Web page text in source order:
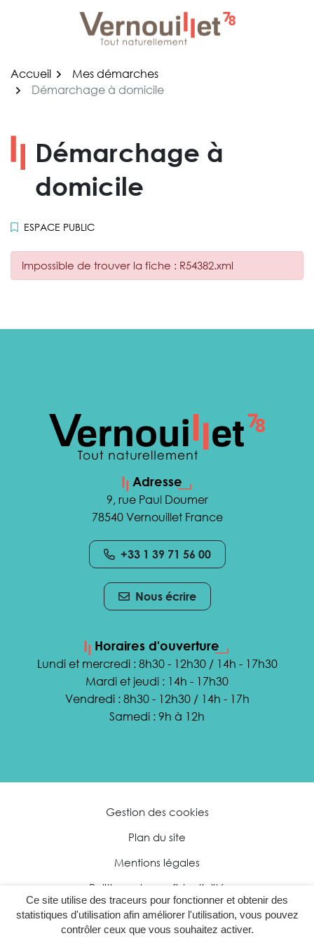
Ce site utilise des traceurs pour fonctionner et obtenir des
statistiques d'utilisation afin améliorer l'utilisation, vous pouvez
contrôler ceux que vous souhaitez activer.
Accueil
Mes démarches
Démarchage à domicile
Démarchage à
domicile
ESPACE PUBLIC
Impossible de trouver la fiche : R54382.xml
Adresse
9, rue Paul Doumer
78540 Vernouillet France
+33 1 39 71 56 00
Nous écrire
Horaires d'ouverture
Lundi et mercredi : 8h30 - 12h30 / 14h - 17h30
Mardi et jeudi : 14h - 17h30
Vendredi : 8h30 - 12h30 / 14h - 17h
Samedi : 9h à 12h
Gestion des cookies
Plan du site
Mentions légales
Politique de confidentialité
Accessibilité : partiellement conforme